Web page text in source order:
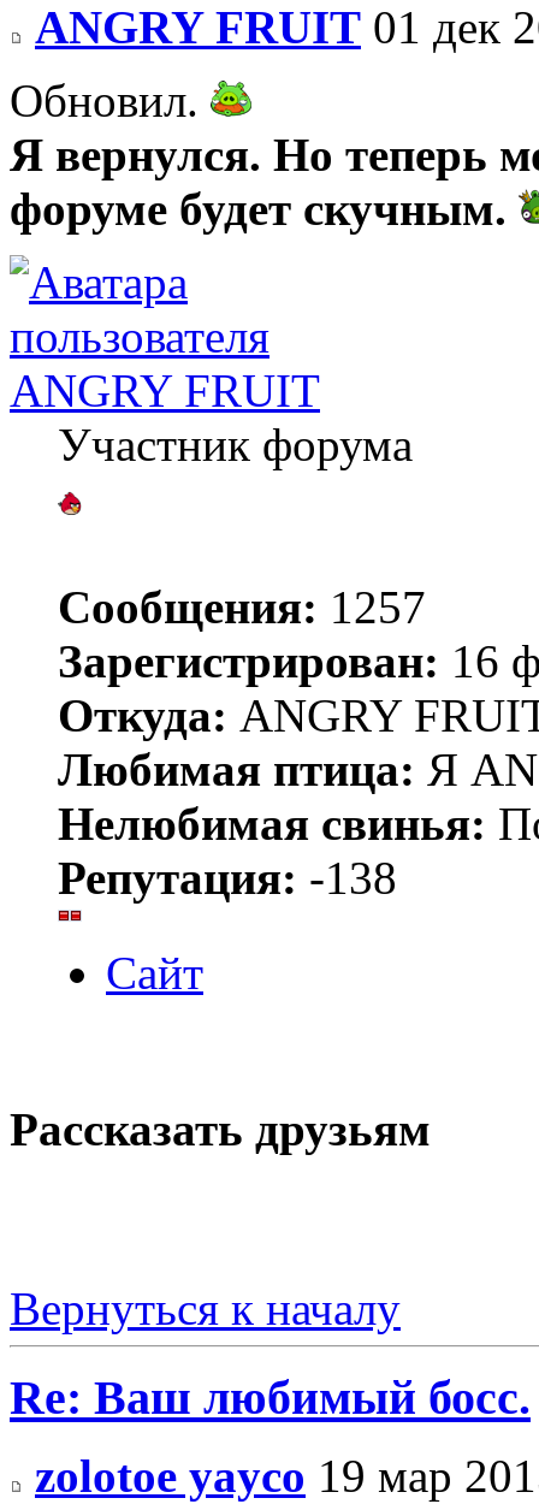
ANGRY FRUIT 01 дек
Обновил.
Я вернулся. Но теперь
форуме будет скучным.
ANGRY FRUIT
Участник форума
Сообщения: 1257
Зарегистрирован: 16
Откуда: ANGRY
Любимая птица: Я
Нелюбимая свинья:
Репутация: -138
Сайт
Рассказать друзьям
Вернуться к началу
Re: Ваш любимый босс.
zolotoe yayco 19 мар